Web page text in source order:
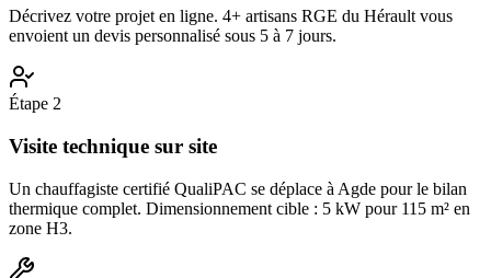
Décrivez votre projet en ligne. 4+ artisans RGE du Hérault vous
envoient un devis personnalisé sous 5 à 7 jours.
Étape 2
Visite technique sur site
Un chauffagiste certifié QualiPAC se déplace à Agde pour le bilan
thermique complet. Dimensionnement cible : 5 kW pour 115 m² en
zone H3.